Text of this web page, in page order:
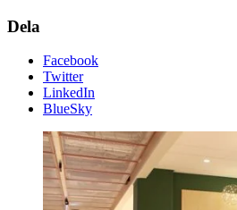
Dela
Facebook
Twitter
LinkedIn
BlueSky